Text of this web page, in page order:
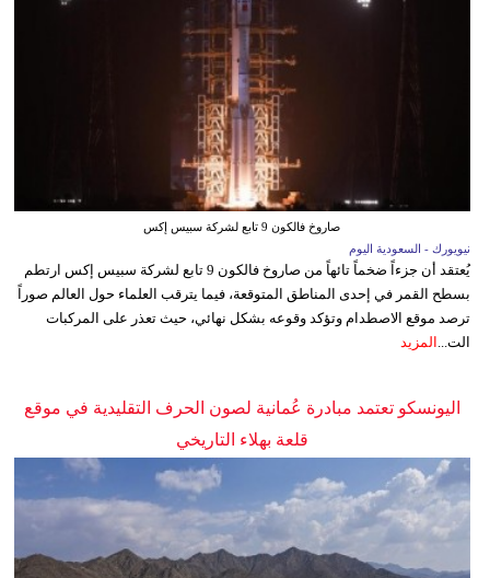
صاروخ فالكون 9 تابع لشركة سبيس إكس
نيويورك - السعودية اليوم
يُعتقد أن جزءاً ضخماً تائهاً من صاروخ فالكون 9 تابع لشركة سبيس إكس ارتطم
بسطح القمر في إحدى المناطق المتوقعة، فيما يترقب العلماء حول العالم صوراً
ترصد موقع الاصطدام وتؤكد وقوعه بشكل نهائي، حيث تعذر على المركبات
الت... المزيد
اليونسكو تعتمد مبادرة عُمانية لصون الحرف التقليدية في موقع
قلعة بهلاء التاريخي